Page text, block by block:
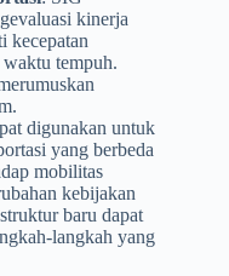
kinerja
kecepatan
tempuh.
digunakan untuk
yang berbeda
mobilitas
kebijakan
baru dapat
langkah yang